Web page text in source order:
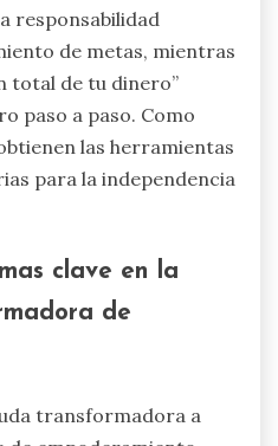
responsabilidad
de metas, mientras
total de tu dinero”
paso a paso. Como
las herramientas
para la independencia
clave en la
de
transformadora a